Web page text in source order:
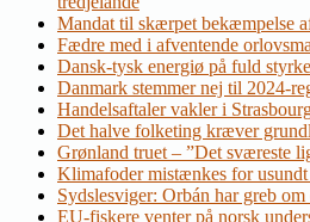
Mandat til skærpet bekæmpelse
Fædre med i afventende
Dansk-tysk energiø på fuld
Danmark stemmer nej til 2024-
Handelsaftaler vakler i
Det halve folketing kræver
Grønland truet – ”Det sværeste
Klimafoder mistænkes for
Sydslesviger: Orbán har greb
EU-fiskere venter på norsk